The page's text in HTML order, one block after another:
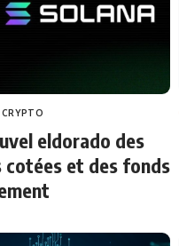
eldorado des
et des fonds